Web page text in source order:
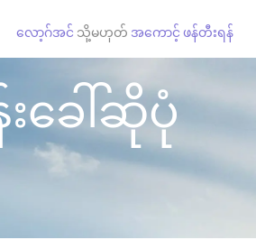
လော့ဂ်အင် သို့မဟုတ် အကောင့် ဖန်တီးရန်
ခေါ်ဆိုပုံ